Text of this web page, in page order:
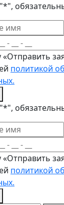
политикой
политикой